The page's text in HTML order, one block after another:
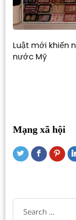
Luật mới khiến
nước Mỹ
Mạng xã hội
Search